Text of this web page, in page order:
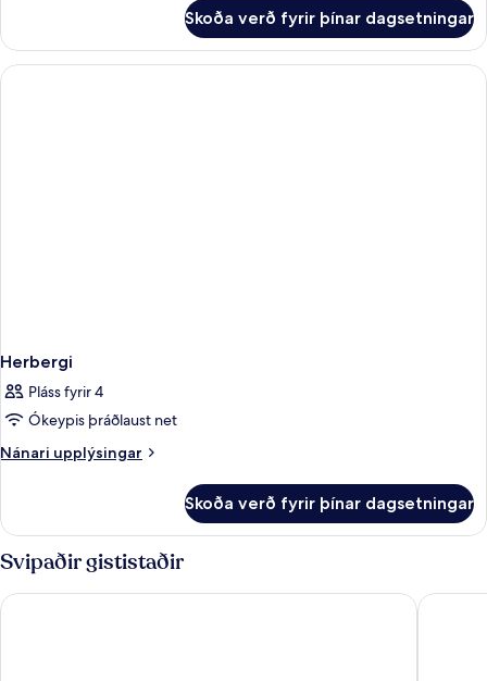
Skoða verð fyrir þínar dagsetningar
Herbergi
Pláss fyrir 4
Ókeypis þráðlaust net
Nánari upplýsingar
Nánari
Skoða verð fyrir þínar dagsetningar
Svipaðir gististaðir
Elysium Resort & Spa